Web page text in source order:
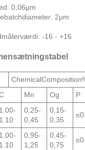
0,06μm
2μm
-16 - +16
Mn Og P
1.00-
1.10
0,25-
0,45
0,15-
0,35
1.00-
1.10
0,95-
1,25
0,45-
0,75